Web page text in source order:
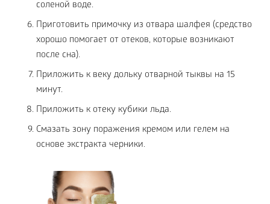
соленой воде.
Приготовить примочку из отвара шалфея (средство
хорошо помогает от отеков, которые возникают
после сна).
Приложить к веку дольку отварной тыквы на 15
минут.
Приложить к отеку кубики льда.
Смазать зону поражения кремом или гелем на
основе экстракта черники.